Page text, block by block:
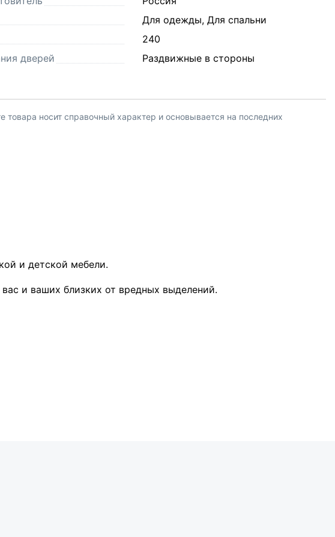
Для одежды, Для спальни
240
дверей
Раздвижные в стороны
носит справочный характер и основывается на последних
и детской мебели.
и ваших близких от вредных выделений.